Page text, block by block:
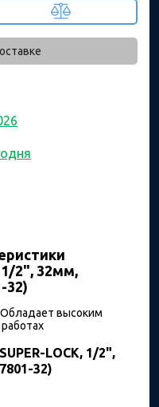
1/2", 32мм,
32)
высоким
LOCK, 1/2",
32)